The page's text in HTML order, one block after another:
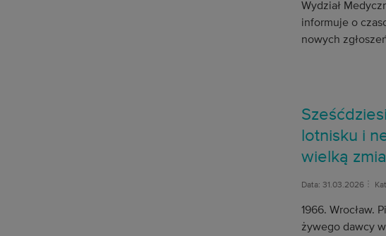
Wydział
informuje o
nowych
lotnisku i
wielką
Data: 31.03.2026
1966. Wrocław.
żywego dawcy